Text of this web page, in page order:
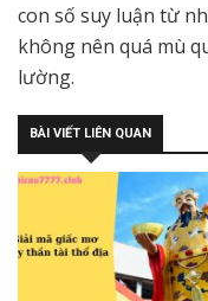
con số suy luận từ
không nên quá mù
lường.
BÀI VIẾT LIÊN QUAN